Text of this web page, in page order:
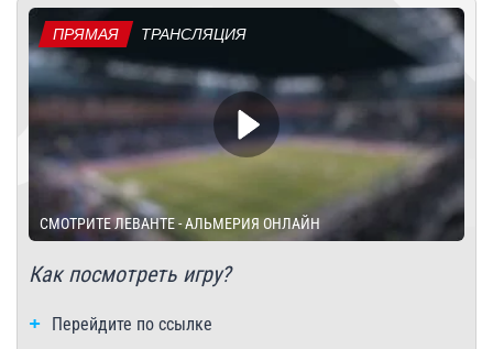
ПРЯМАЯ ТРАНСЛЯЦИЯ
СМОТРИТЕ ЛЕВАНТЕ - АЛЬМЕРИЯ ОНЛАЙН
Как посмотреть игру?
Перейдите по ссылке